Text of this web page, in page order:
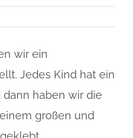
wir ein
Jedes Kind hat ein
haben wir die
großen und